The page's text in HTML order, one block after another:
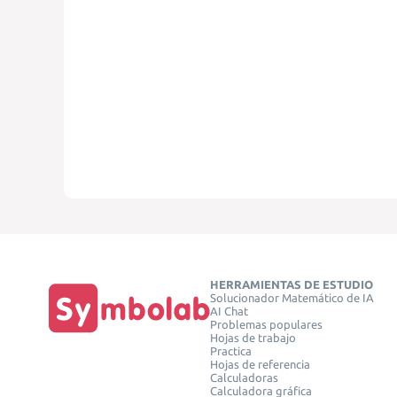
HERRAMIENTAS DE ESTUDIO
Solucionador Matemático de IA
AI Chat
Problemas populares
Hojas de trabajo
Practica
Hojas de referencia
Calculadoras
Calculadora gráfica